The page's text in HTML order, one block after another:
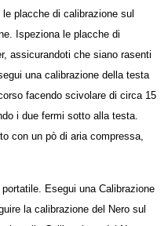
placche di calibrazione sul
Ispeziona le placche di
assicurandoti che siano rasenti
una calibrazione della testa
facendo scivolare di circa 15
i due fermi sotto alla testa.
con un pò di aria compressa,
Esegui una Calibrazione
la calibrazione del Nero sul